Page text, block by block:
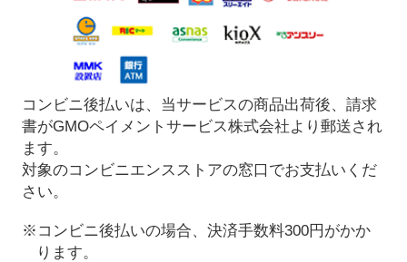
コンビニ後払いは、当サービスの商品出荷後、請求
書がGMOペイメントサービス株式会社より郵送され
ます。
対象のコンビニエンスストアの窓口でお支払いくだ
さい。
※コンビニ後払いの場合、決済手数料300円がかか
ります。